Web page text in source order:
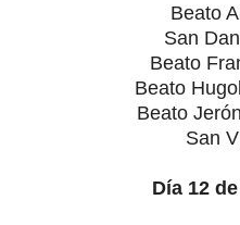
Beato
San
Beato
Beato
Beato
San
Día 12